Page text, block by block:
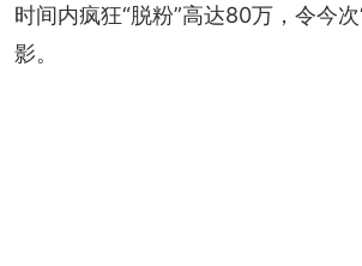
时间内疯狂“脱粉”高达80万，令今
影。